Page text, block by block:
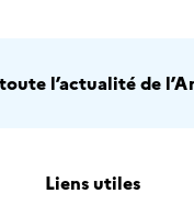
l’actualité de
Liens utiles